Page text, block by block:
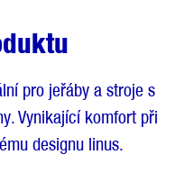
pro jeřáby a stroje s
Vynikající komfort při
designu linus.